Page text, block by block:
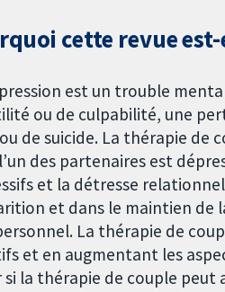
cette revue
est un trouble
ou de culpabilité, une
de suicide. La thérapie de
des partenaires est
et la détresse
et dans le maintien de
La thérapie de
et en augmentant les
si la thérapie de couple peut